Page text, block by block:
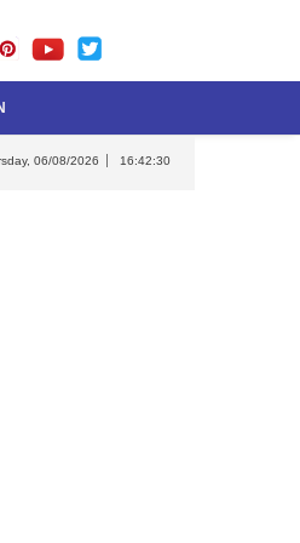
Tôn Cách Nhiệt Đông Á
06/08/2026 16:42:31